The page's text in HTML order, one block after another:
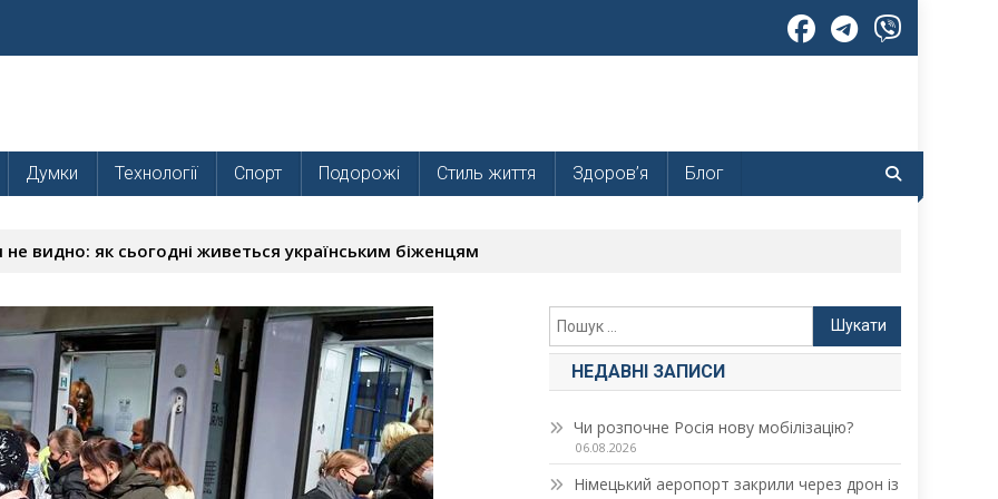
Думки Технології Спорт Подорожі Стиль життя Здоров’я Блог
не видно: як сьогодні живеться українським біженцям
Пошук:
НЕДАВНІ ЗАПИСИ
Чи розпочне Росія нову мобілізацію?
06.08.2026
Німецький аеропорт закрили через дрон із